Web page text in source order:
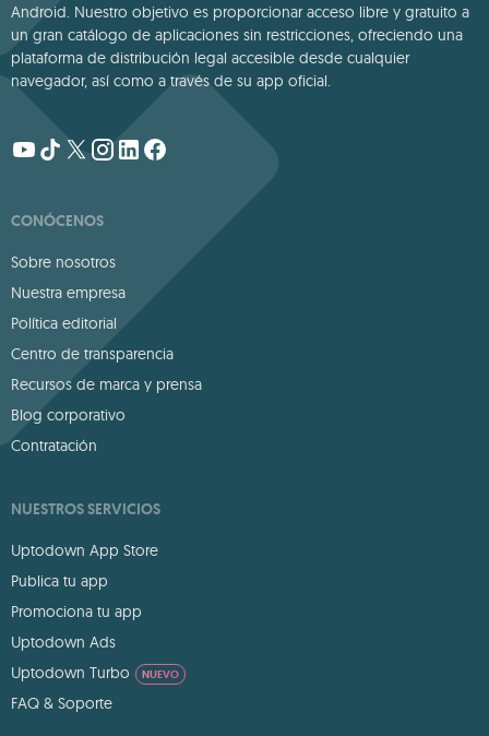
Android. Nuestro objetivo es proporcionar acceso libre y gratuito a
un gran catálogo de aplicaciones sin restricciones, ofreciendo una
plataforma de distribución legal accesible desde cualquier
navegador, así como a través de su app oficial.
CONÓCENOS
Sobre nosotros
Nuestra empresa
Política editorial
Centro de transparencia
Recursos de marca y prensa
Blog corporativo
Contratación
NUESTROS SERVICIOS
Uptodown App Store
Publica tu app
Promociona tu app
Uptodown Ads
Uptodown Turbo
NUEVO
FAQ & Soporte